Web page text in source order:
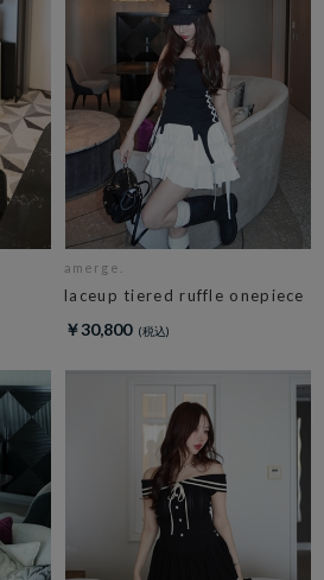
amerge.
laceup tiered ruffle onepiece
￥30,800